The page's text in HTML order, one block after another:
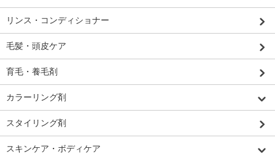
リンス・コンディショナー
毛髪・頭皮ケア
育毛・養毛剤
カラーリング剤
スタイリング剤
スキンケア・ボディケア